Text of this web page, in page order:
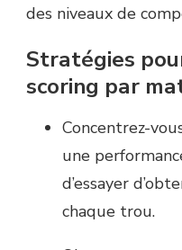
des niveaux de
Stratégies
scoring par
Concentrez-
une
d’essayer
chaque trou.